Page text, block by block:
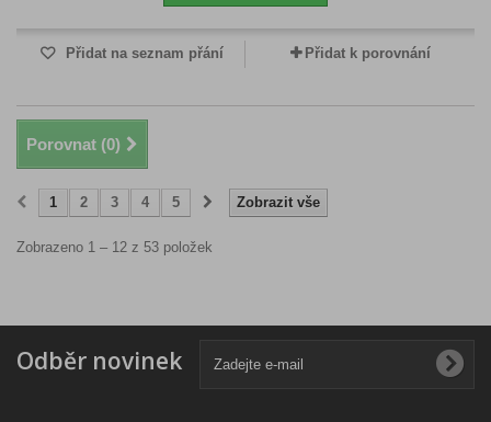
Přidat na seznam přání Přidat k porovnání
Porovnat (0)
Zobrazit vše
1 2 3 4 5
Zobrazeno 1 – 12 z 53 položek
Odběr novinek